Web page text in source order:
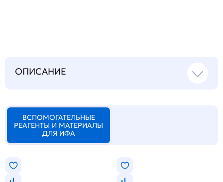
ОПИСАНИЕ
ВСПОМОГАТЕЛЬНЫЕ
РЕАГЕНТЫ И МАТЕРИАЛЫ
ДЛЯ ИФА